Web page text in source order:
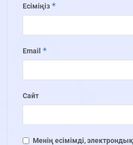
Есіміңіз *
Email *
Сайт
Менің есімімді,